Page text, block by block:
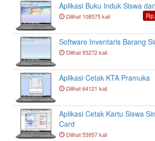
Aplikasi Buku Induk Siswa
Dilihat 108575 kali
Software Inventaris Barang
Dilihat 93272 kali
Aplikasi Cetak KTA Pramuka
Dilihat 64121 kali
Aplikasi Cetak Kartu Siswa
Card
Dilihat 53957 kali